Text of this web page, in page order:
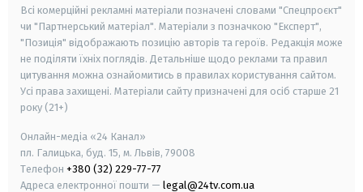
Всі комерційні рекламні матеріали позначені словами "Спецпроєкт"
чи "Партнерський матеріал". Матеріали з позначкою "Експерт",
"Позиція" відображають позицію авторів та героїв. Редакція може
не поділяти їхніх поглядів. Детальніше щодо реклами та правил
цитування можна ознайомитись в правилах користування сайтом.
Усі права захищені. Матеріали сайту призначені для осіб старше 21
року (21+)
Онлайн-медіа «24 Канал»
пл. Галицька, буд. 15, м. Львів, 79008
Телефон +380 (32) 229-77-77
Адреса електронної пошти — legal@24tv.com.ua